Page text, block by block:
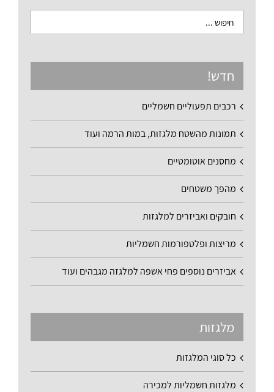
חדש!
רכבים תפעוליים חשמליים
תמונות מהשטח מלגזות, במות הרמה ועוד
מחסנים אוטומטיים
מהפך משטחים
חובקים ואביזרים למלגזות
מריצות ופלטפורמות חשמליות
אביזרים נוספים פחי אשפה למלגזה מגבהים ועוד
מלגזות
כל סוגי המלגזות
מלגזות חשמליות למכירה